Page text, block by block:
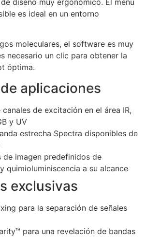
es ideal en un entorno
moleculares, el software es muy
necesario un clic para obtener la
óptima.
aplicaciones
de excitación en el área IR,
y UV
estrecha Spectra disponibles de
imagen predefinidos de
quimioluminiscencia a su alcance
exclusivas
para la separación de señales
para una revelación de bandas